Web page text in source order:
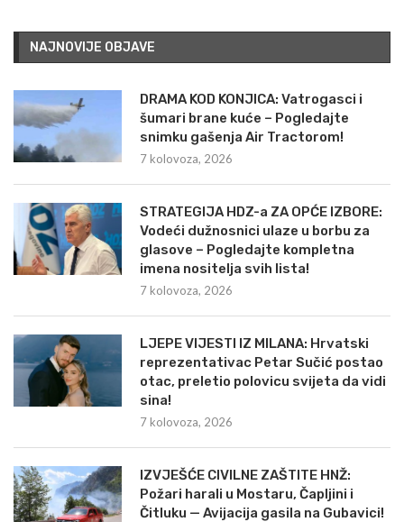
NAJNOVIJE OBJAVE
DRAMA KOD KONJICA: Vatrogasci i
šumari brane kuće – Pogledajte
snimku gašenja Air Tractorom!
7 kolovoza, 2026
STRATEGIJA HDZ-a ZA OPĆE IZBORE:
Vodeći dužnosnici ulaze u borbu za
glasove – Pogledajte kompletna
imena nositelja svih lista!
7 kolovoza, 2026
LJEPE VIJESTI IZ MILANA: Hrvatski
reprezentativac Petar Sučić postao
otac, preletio polovicu svijeta da vidi
sina!
7 kolovoza, 2026
IZVJEŠĆE CIVILNE ZAŠTITE HNŽ:
Požari harali u Mostaru, Čapljini i
Čitluku — Avijacija gasila na Gubavici!